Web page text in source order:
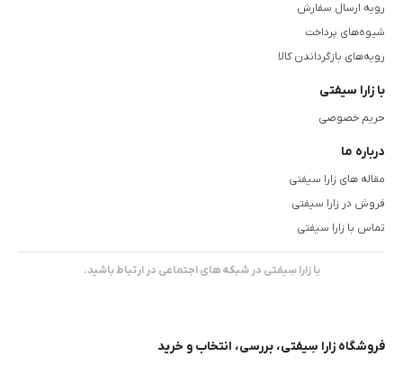
•كلاس 2: از10000 ولت تا 20000 ولت
•كلاس 3: از20000ولت تا30000 ولت
دستکش ایمنی:
یکی از مهمترین و ضروری ترین عضو بدن دست ها میباشند که به دلیل
فعالیت بالا همواره در معرض خطر قرار دارند، ما با انتخاب دستکش ایمنی
مناسب سلامت و ایمنی دستانمان را تامین میکنیم.
دستکش ایمنی انواع مختلفی دارد که با توجه به مشاغل متفاوت طراحی و
دستکش های ایمنی دارای سایز بندی های استاندار بوده و از متریال با
معتبری خرید نمایید.
رویه ارسال سفارش
شیوه‌های پرداخت
رویه‌های بازگرداندن کالا
با زارا سیفتی
حریم خصوصی
درباره ما
مقاله های زارا سیفتی
فروش در زارا سیفتی
تماس با زارا سیفتی
با زارا سِیفتی در شبکه های اجتماعی در ارتباط باشید.
فروشگاه زارا سِیفتی، بررسی، انتخاب و خرید